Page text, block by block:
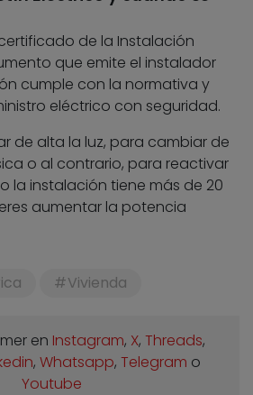
de la Instalación
que emite el instalador
cumple con la normativa y
eléctrico con seguridad.
de alta la luz, para cambiar de
o al contrario, para reactivar
la instalación tiene más de 20
aumentar la potencia
Vivienda
en Instagram, X, Threads,
, Whatsapp, Telegram o
Youtube